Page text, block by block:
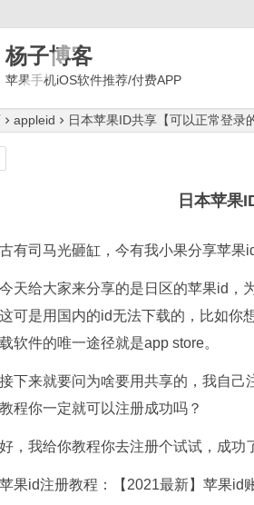
杨子博客
苹果手机iOS软件推荐/付费APP
appleid 日本苹果ID共享【可以正常登录
日本苹果
古有司马光砸缸，今有我小果分享苹果
今天给大家来分享的是日区的苹果id，
可是用国内的id无法下载的，比如你
软件的唯一途径就是app store。
接下来就要问为啥要用共享的，我自己
程你一定就可以注册成功吗？
好，我给你教程你去注册个试试，成功
苹果id注册教程：【2021最新】苹果id